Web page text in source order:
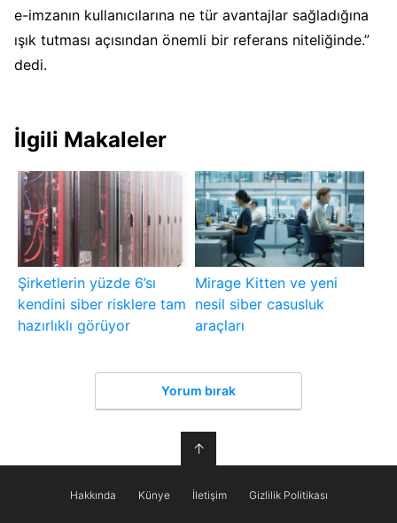
e-imzanın kullanıcılarına ne tür avantajlar sağladığına
ışık tutması açısından önemli bir referans niteliğinde.”
dedi.
İlgili Makaleler
Şirketlerin yüzde 6’sı
kendini siber risklere tam
hazırlıklı görüyor
Mirage Kitten ve yeni
nesil siber casusluk
araçları
Yorum bırak
↑
Hakkında Künye İletişim Gizlilik Politikası